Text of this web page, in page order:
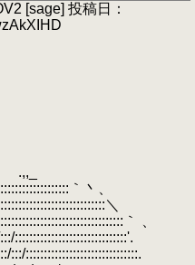
[sage] 投稿日：
｀丶、
＼
｀ 、